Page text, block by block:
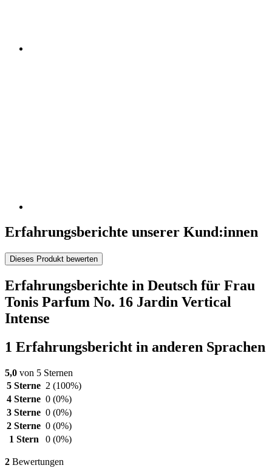
Erfahrungsberichte unserer Kund:innen
Dieses Produkt bewerten
Erfahrungsberichte in Deutsch für Frau
Tonis Parfum No. 16 Jardin Vertical
Intense
1 Erfahrungsbericht in anderen Sprachen
5,0 von 5 Sternen
5 Sterne 2 (100%)
4 Sterne 0 (0%)
3 Sterne 0 (0%)
2 Sterne 0 (0%)
1 Stern
0 (0%)
2 Bewertungen